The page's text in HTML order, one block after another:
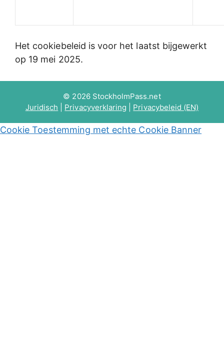
Het cookiebeleid is voor het laatst bijgewerkt
op 19 mei 2025.
© 2026 StockholmPass.net
Juridisch
Privacyverklaring Privacybeleid (EN)
Cookie Toestemming met echte Cookie Banner